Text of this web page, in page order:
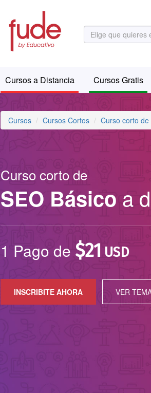
Cursos a Distancia Cursos Gratis
Cursos Cursos Cortos Curso corto de
Curso corto de
SEO Básico a
1 Pago de $21 USD
INSCRIBITE AHORA VER